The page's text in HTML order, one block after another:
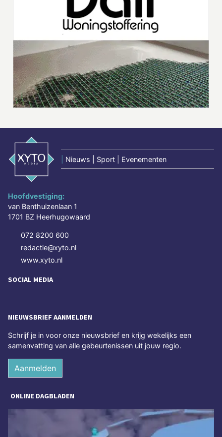
Nieuws | Sport | Evenementen
Hoofdvestiging:
van Benthuizenlaan 1
1701 BZ Heerhugowaard
072 8200 600
redactie@xyto.nl
www.xyto.nl
SOCIAL MEDIA
NIEUWSBRIEF AANMELDEN
Schrijf je in voor onze nieuwsbrief en krijg wekelijks een
samenvatting van alle gebeurtenissen uit jouw regio.
Aanmelden
ONLINE DAGBLADEN